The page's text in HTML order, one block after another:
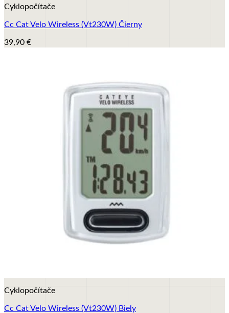
Cyklopočítače
Cc Cat Velo Wireless (Vt230W) Čierny
39,90 €
Cyklopočítače
Cc Cat Velo Wireless (Vt230W) Biely